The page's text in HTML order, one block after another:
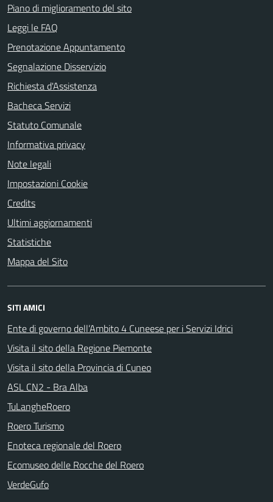
Piano di miglioramento del sito
Leggi le FAQ
Prenotazione Appuntamento
Segnalazione Disservizio
Richiesta d'Assistenza
Bacheca Servizi
Statuto Comunale
Informativa privacy
Note legali
Impostazioni Cookie
Credits
Ultimi aggiornamenti
Statistiche
Mappa del Sito
SITI AMICI
Ente di governo dell’Ambito 4 Cuneese per i Servizi Idrici
Visita il sito della Regione Piemonte
Visita il sito della Provincia di Cuneo
ASL CN2 - Bra Alba
TuLangheRoero
Roero Turismo
Enoteca regionale del Roero
Ecomuseo delle Rocche del Roero
VerdeGufo